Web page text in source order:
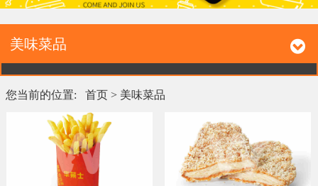
美味菜品
您当前的位置: 首页> 美味菜品